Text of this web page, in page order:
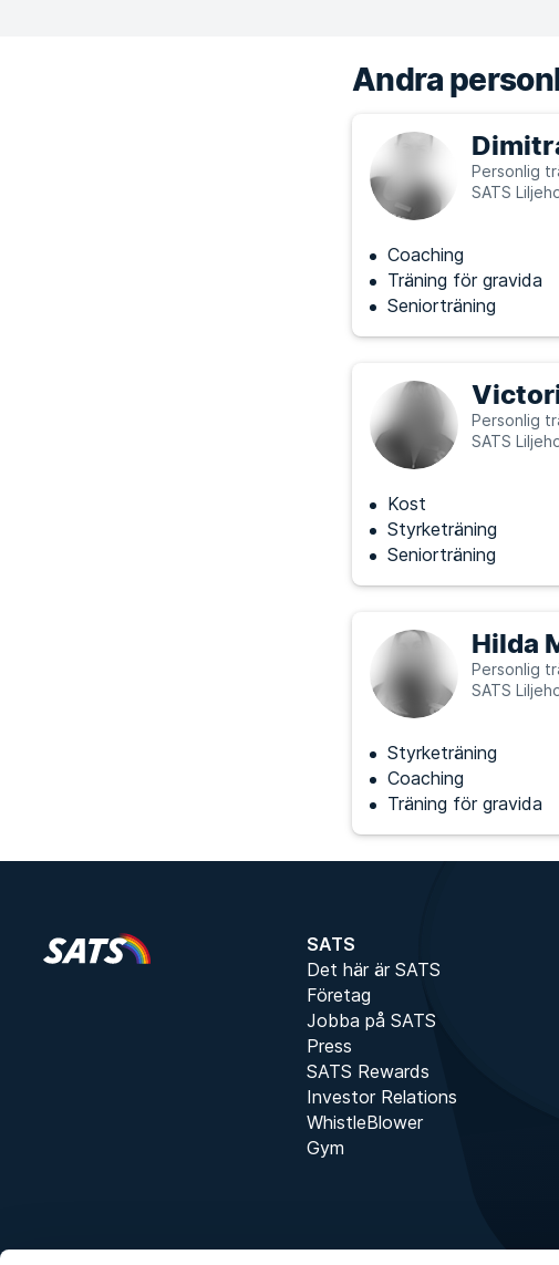
Andra
Personlig
SATS
Coaching
Träning för gravida
Seniorträning
Personlig
SATS
Kost
Styrketräning
Seniorträning
Hilda
Personlig
SATS
Styrketräning
Coaching
Träning för gravida
SATS
Det här är SATS
Företag
Jobba på SATS
Press
SATS Rewards
Investor Relations
WhistleBlower
Gym